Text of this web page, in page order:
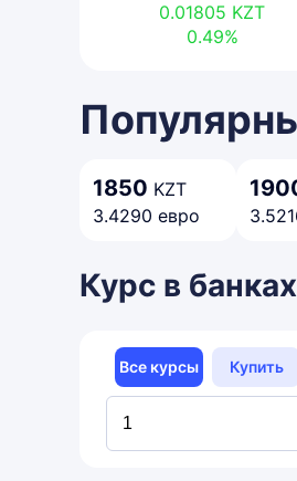
0.01805 KZT
0.49%
1850 KZT
3.4290 евро
Курс в
Все курсы Купить